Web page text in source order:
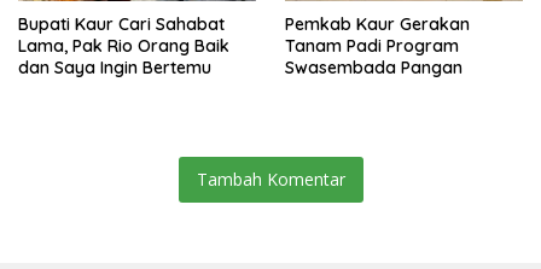
Bupati Kaur Cari Sahabat
Lama, Pak Rio Orang Baik
dan Saya Ingin Bertemu
Pemkab Kaur Gerakan
Tanam Padi Program
Swasembada Pangan
Tambah Komentar